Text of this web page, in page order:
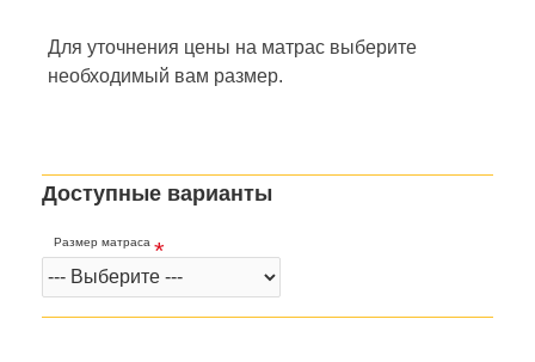
Для уточнения цены на матрас выберите
необходимый вам размер.
Доступные варианты
Размер матраса